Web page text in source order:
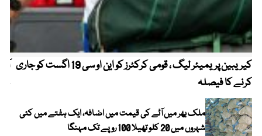
کیریبین پریمیئر لیگ ، قومی کرکٹرز کو این او سی 19 اگست کو جاری
کرنے کا فیصلہ
ملک بھر میں آٹے کی قیمت میں اضافہ، ایک ہفتے میں کئی
شہروں میں 20 کلو تھیلا 100 روپے تک مہنگا